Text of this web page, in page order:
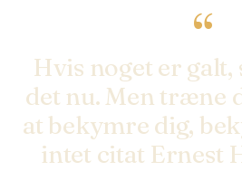
“
Hvis noget er galt,
det nu. Men træne
at bekymre dig,
intet citat Ernest